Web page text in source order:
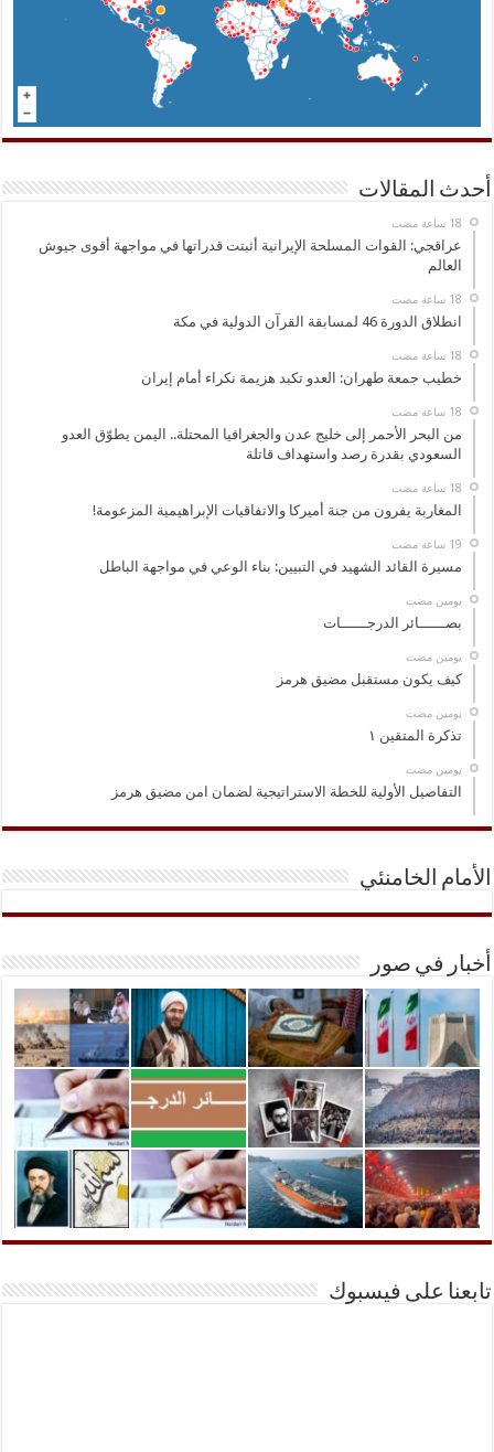
أحدث المقالات
عراقجي: القوات المسلحة الإيرانية أثبتت قدراتها في مواجهة أقوى جيوش
العالم
انطلاق الدورة 46 لمسابقة القرآن الدولية في مكة
خطيب جمعة طهران: العدو تكبد هزيمة نكراء أمام إيران
من البحر الأحمر إلى خليج عدن والجغرافيا المحتلة.. اليمن يطوّق العدو
السعودي بقدرة رصد واستهداف قاتلة
المغاربة يفرون من جنة أميركا والاتفاقيات الإبراهيمية المزعومة!
مسيرة القائد الشهيد في التبيين: بناء الوعي في مواجهة الباطل
‏يومين مضت
بصــــــائر الدرجــــــات
‏يومين مضت
كيف يكون مستقبل مضيق هرمز
‏يومين مضت
تذكرة المتقين ١
‏يومين مضت
التفاصيل الأولية للخطة الاستراتيجية لضمان امن مضيق هرمز
الأمام الخامنئي
أخبار في صور
تابعنا على فيسبوك